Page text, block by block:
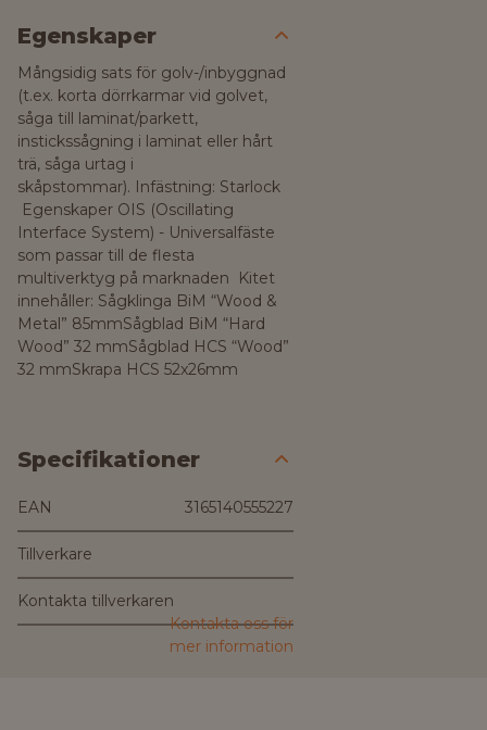
Egenskaper
Mångsidig sats för golv-/inbyggnad
(t.ex. korta dörrkarmar vid golvet,
såga till laminat/parkett,
instickssågning i laminat eller hårt
trä, såga urtag i
skåpstommar). Infästning: Starlock
Egenskaper OIS (Oscillating
Interface System) - Universalfäste
som passar till de flesta
multiverktyg på marknaden Kitet
innehåller: Sågklinga BiM “Wood &
Metal” 85mmSågblad BiM “Hard
Wood” 32 mmSågblad HCS “Wood”
32 mmSkrapa HCS 52x26mm
Specifikationer
EAN 3165140555227
Tillverkare
Kontakta tillverkaren
Kontakta oss för
mer information